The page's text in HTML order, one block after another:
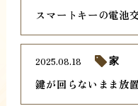
スマートキーの電池
鍵が回らないまま放
2025.08.18 家